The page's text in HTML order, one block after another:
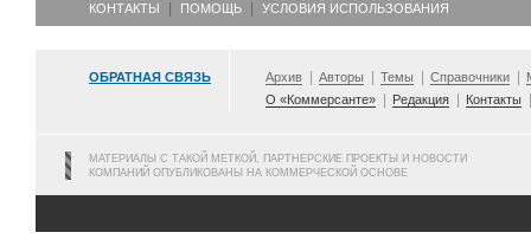
КОНТАКТЫ ПОМОЩЬ УСЛОВИЯ ИСПОЛЬЗОВАНИЯ
ОБРАТНАЯ СВЯЗЬ Архив Авторы Темы Справочники
О «Коммерсанте»
Редакция Контакты
МАТЕРИАЛЫ С ТАКОЙ МЕТКОЙ, ПАРТНЕРСКИЕ ПРОЕКТЫ И НОВОСТИ
КОМПАНИЙ ОПУБЛИКОВАНЫ НА КОММЕРЧЕСКОЙ ОСНОВЕ